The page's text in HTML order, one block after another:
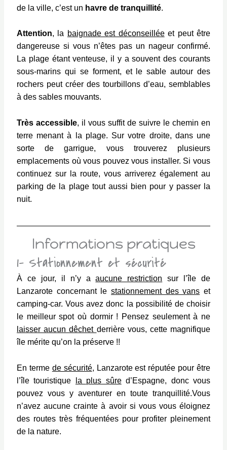
de la ville, c’est un havre de tranquillité.
Attention, la baignade est déconseilléeet peut être
dangereuse si vous n’êtes pas un nageur confirmé.
La plage étant venteuse, il y a souvent des courants
sous-marins qui se forment, et le sable autour des
rochers peut créer des tourbillons d’eau, semblables
à des sables mouvants.
Très accessible, il vous suffit de suivre le chemin en
terre menant à la plage. Sur votre droite, dans une
sorte de garrigue, vous trouverez plusieurs
emplacements où vous pouvez vous installer. Si vous
continuez sur la route, vous arriverez également au
parking de la plage tout aussi bien pour y passer la
nuit.
Informations pratiques
1- Stationnement et sécurité
À ce jour, il n’y aaucune restriction sur l’île de
Lanzarote concernant le stationnement des vans et
camping-car. Vous avez donc la possibilité de choisir
le meilleur spot où dormir ! Pensez seulement à ne
laisser aucun dêchet derrière vous, cette magnifique
île mérite qu’on la préserve !!
En terme de sécurité, Lanzarote est réputée pour être
l’île touristique
la plus sûred’Espagne, donc vous
pouvez vous y aventurer en toute tranquillité.Vous
n’avez aucune crainte à avoir si vous vous éloignez
des routes très fréquentées pour profiter pleinement
de la nature.